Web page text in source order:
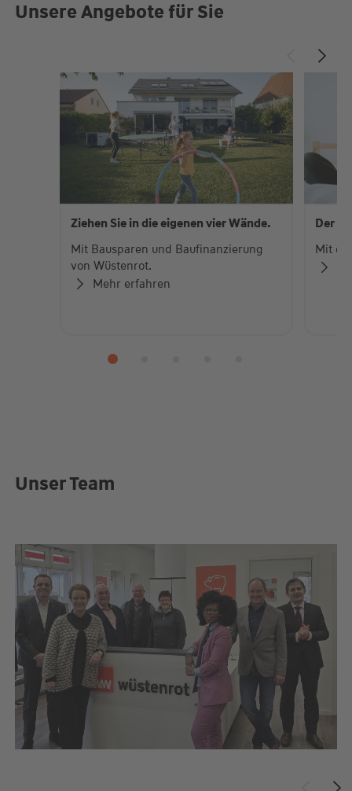
Unsere Angebote für Sie
Ziehen Sie in die eigenen vier Wände.
Mit Bausparen und Baufinanzierung
von Wüstenrot.
Mehr erfahren
Der
Mit
Unser Team